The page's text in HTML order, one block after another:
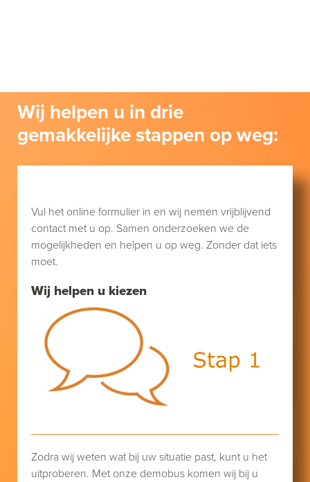
Wij helpen u in drie
gemakkelijke stappen op weg:
Wij helpen u kiezen
Vul het online formulier in en wij nemen vrijblijvend
contact met u op. Samen onderzoeken we de
mogelijkheden en helpen u op weg. Zonder dat iets
moet.
Zodra wij weten wat bij uw situatie past, kunt u het
uitproberen. Met onze demobus komen wij bij u